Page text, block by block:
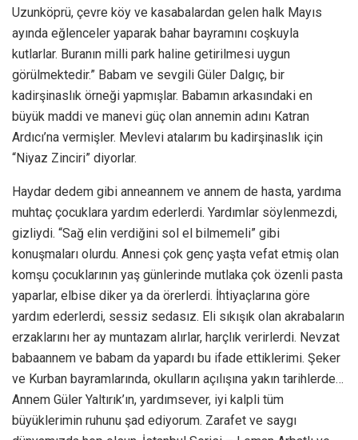
Uzunköprü, çevre köy ve kasabalardan gelen halk Mayıs
ayında eğlenceler yaparak bahar bayramını coşkuyla
kutlarlar. Buranın milli park haline getirilmesi uygun
görülmektedir.” Babam ve sevgili Güler Dalgıç, bir
kadirşinaslık örneği yapmışlar. Babamın arkasındaki en
büyük maddi ve manevi güç olan annemin adını Katran
Ardıcı’na vermişler. Mevlevi atalarım bu kadirşinaslık için
“Niyaz Zinciri” diyorlar.
Haydar dedem gibi anneannem ve annem de hasta, yardıma
muhtaç çocuklara yardım ederlerdi. Yardımlar söylenmezdi,
gizliydi. “Sağ elin verdiğini sol el bilmemeli” gibi
konuşmaları olurdu. Annesi çok genç yaşta vefat etmiş olan
komşu çocuklarının yaş günlerinde mutlaka çok özenli pasta
yaparlar, elbise diker ya da örerlerdi. İhtiyaçlarına göre
yardım ederlerdi, sessiz sedasız. Eli sıkışık olan akrabaların
erzaklarını her ay muntazam alırlar, harçlık verirlerdi. Nevzat
babaannem ve babam da yapardı bu ifade ettiklerimi. Şeker
ve Kurban bayramlarında, okulların açılışına yakın tarihlerde…
Annem Güler Yaltırık’ın, yardımsever, iyi kalpli tüm
büyüklerimin ruhunu şad ediyorum. Zarafet ve saygı